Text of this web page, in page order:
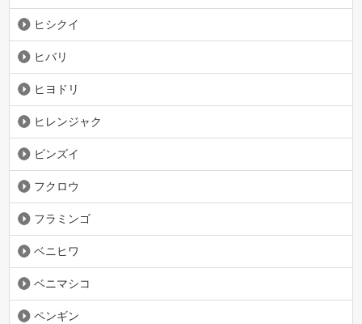
ヒシクイ
ヒバリ
ヒヨドリ
ヒレンジャク
ビンズイ
フクロウ
フラミンゴ
ベニヒワ
ベニマシコ
ペンギン